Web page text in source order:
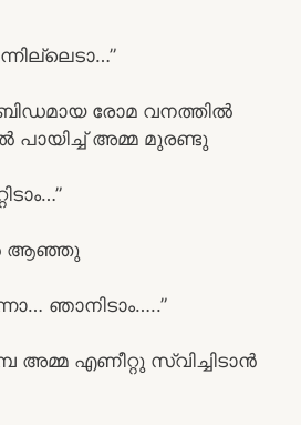
രോമ വനത്തിൽ
പായിച്ച് അമ്മ മുരണ്ടു
ആഞ്ഞു
ഞാനിടാം…..”
അമ്മ എണീറ്റു സ്വിച്ചിടാൻ